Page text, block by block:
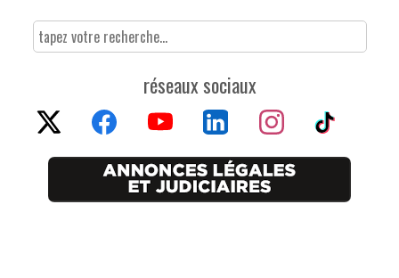
réseaux sociaux